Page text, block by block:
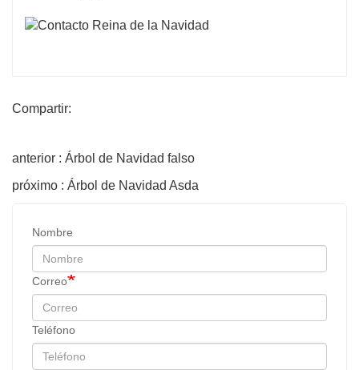
Compartir:
anterior : Árbol de Navidad falso
próximo : Árbol de Navidad Asda
Nombre
Correo
Teléfono